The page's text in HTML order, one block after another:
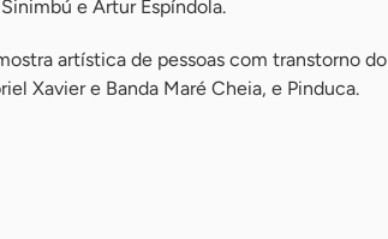
e Artur Espíndola.
artística de pessoas com transtorno do
Xavier e Banda Maré Cheia, e Pinduca.